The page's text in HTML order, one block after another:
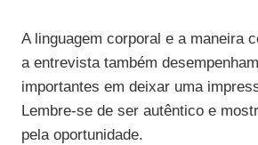
A linguagem corporal e a maneira
a entrevista também
importantes em deixar uma
Lembre-se de ser autêntico e
pela oportunidade.